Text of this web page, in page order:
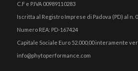
C.F e P.IVA 00989110283
Iscritta al Registro Imprese di Padova (PD) al n.
Numero REA: PD-167424
Capitale Sociale Euro 52.000,00 interamente
info@phytoperformance.com